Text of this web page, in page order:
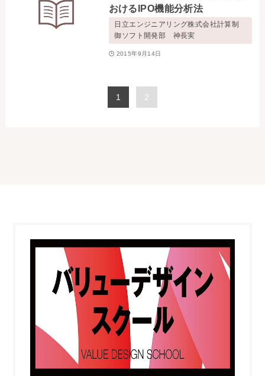
おけるIPO機能分析法
日立エンジニアリング株式会社計算制
御ソフト開発部 神長実
2015年9月14日
1 2